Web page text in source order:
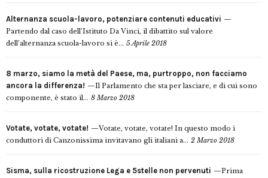
Alternanza scuola-lavoro, potenziare contenuti educativi
Partendo dal caso dell’Istituto Da Vinci, il dibattito sul valore
dell’alternanza scuola-lavoro si è... 5 Aprile 2018
8 marzo, siamo la metà del Paese, ma, purtroppo, non facciamo
ancora la differenza!
Il Parlamento che sta per lasciare, e di cui sono
componente, è stato il... 8 Marzo 2018
Votate, votate, votate!
Votate, votate, votate! In questo modo i
conduttori di Canzonissima invitavano gli italiani a... 2 Marzo 2018
Sisma, sulla ricostruzione Lega e 5stelle non pervenuti
Prima